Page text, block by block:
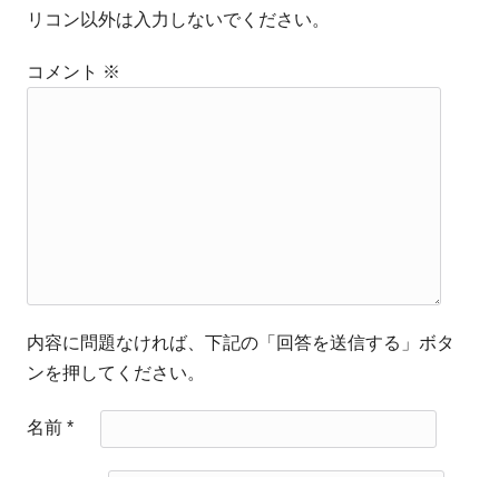
リコン以外は入力しないでください。
コメント ※
内容に問題なければ、下記の「回答を送信する」ボタ
ンを押してください。
名前*